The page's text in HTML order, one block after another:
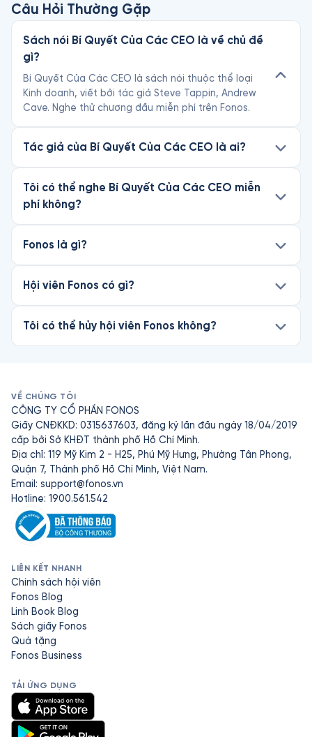
Câu Hỏi Thường Gặp
Sách nói Bí Quyết Của Các CEO là về chủ đề
gì?
Bí Quyết Của Các CEO là sách nói thuộc thể loại
Kinh doanh, viết bởi tác giả Steve Tappin, Andrew
Cave. Nghe thử chương đầu miễn phí trên Fonos.
Tác giả của Bí Quyết Của Các CEO là ai?
Tôi có thể nghe Bí Quyết Của Các CEO miễn
phí không?
Fonos là gì?
Hội viên Fonos có gì?
Tôi có thể hủy hội viên Fonos không?
VỀ CHÚNG TÔI
CÔNG TY CỔ PHẦN FONOS
Giấy CNĐKKD: 0315637603, đăng ký lần đầu ngày 18/04/2019
cấp bởi Sở KHĐT thành phố Hồ Chí Minh.
Địa chỉ: 119 Mỹ Kim 2 - H25, Phú Mỹ Hưng, Phường Tân Phong,
Quận 7, Thành phố Hồ Chí Minh, Việt Nam.
Email: support@fonos.vn
Hotline: 1900.561.542
LIÊN KẾT NHANH
Chính sách hội viên
Fonos Blog
Linh Book Blog
Sách giấy Fonos
Quà tặng
Fonos Business
TẢI ỨNG DỤNG